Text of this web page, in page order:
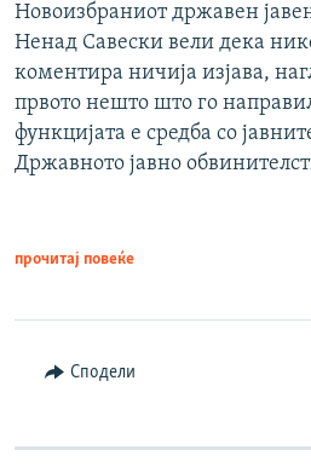
Новоизбраниот државен
Ненад Савески вели дека
коментира ничија изјава,
првото нешто што го
функцијата е средба со
Државното јавно
прочитај повеќе
Сподели